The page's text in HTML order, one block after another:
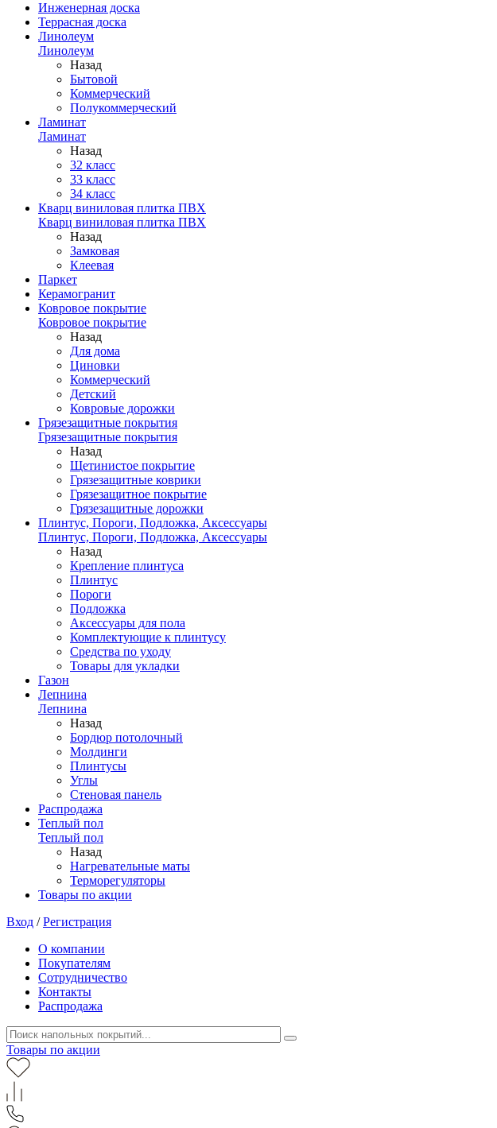
Инженерная доска
Террасная доска
Линолеум
Линолеум
Назад
Бытовой
Коммерческий
Полукоммерческий
Ламинат
Ламинат
Назад
32 класс
33 класс
34 класс
Кварц виниловая плитка ПВХ
Кварц виниловая плитка ПВХ
Назад
Замковая
Клеевая
Паркет
Керамогранит
Ковровое покрытие
Ковровое покрытие
Назад
Для дома
Циновки
Коммерческий
Детский
Ковровые дорожки
Грязезащитные покрытия
Грязезащитные покрытия
Назад
Щетинистое покрытие
Грязезащитные коврики
Грязезащитное покрытие
Грязезащитные дорожки
Плинтус, Пороги, Подложка, Аксессуары
Плинтус, Пороги, Подложка, Аксессуары
Назад
Крепление плинтуса
Плинтус
Пороги
Подложка
Аксессуары для пола
Комплектующие к плинтусу
Средства по уходу
Товары для укладки
Газон
Лепнина
Лепнина
Назад
Бордюр потолочный
Молдинги
Плинтусы
Углы
Стеновая панель
Распродажа
Теплый пол
Теплый пол
Назад
Нагревательные маты
Терморегуляторы
Товары по акции
Вход /Регистрация
О компании
Покупателям
Сотрудничество
Контакты
Распродажа
Товары по акции